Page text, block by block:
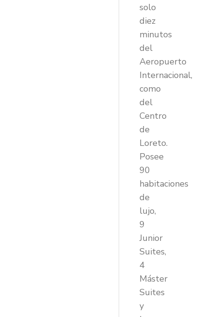
solo
diez
minutos
del
Aeropuerto
Internacional,
como
del
Centro
de
Loreto.
Posee
90
habitaciones
de
lujo,
9
Junior
Suites,
4
Máster
Suites
y